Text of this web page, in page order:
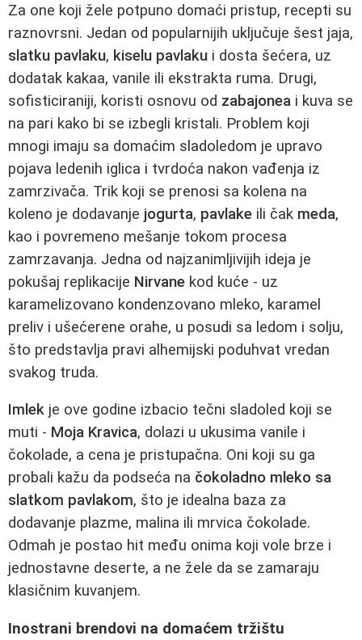
Za one koji žele potpuno domaći pristup, recepti su
raznovrsni. Jedan od popularnijih uključuje šest jaja,
slatku pavlaku, kiselu pavlaku i dosta šećera, uz
dodatak kakaa, vanile ili ekstrakta ruma. Drugi,
sofisticiraniji, koristi osnovu od zabajonea i kuva se
na pari kako bi se izbegli kristali. Problem koji
mnogi imaju sa domaćim sladoledom je upravo
pojava ledenih iglica i tvrdoća nakon vađenja iz
zamrzivača. Trik koji se prenosi sa kolena na
koleno je dodavanje jogurta, pavlake ili čak meda,
kao i povremeno mešanje tokom procesa
zamrzavanja. Jedna od najzanimljivijih ideja je
pokušaj replikacije Nirvane kod kuće - uz
karamelizovano kondenzovano mleko, karamel
preliv i ušećerene orahe, u posudi sa ledom i solju,
što predstavlja pravi alhemijski poduhvat vredan
svakog truda.
Imlek je ove godine izbacio tečni sladoled koji se
muti - Moja Kravica, dolazi u ukusima vanile i
čokolade, a cena je pristupačna. Oni koji su ga
probali kažu da podseća na čokoladno mleko sa
slatkom pavlakom, što je idealna baza za
dodavanje plazme, malina ili mrvica čokolade.
Odmah je postao hit među onima koji vole brze i
jednostavne deserte, a ne žele da se zamaraju
klasičnim kuvanjem.
Inostrani brendovi na domaćem tržištu